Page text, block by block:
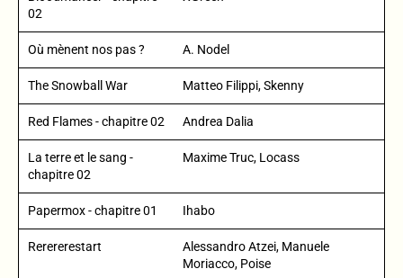
02
Où mènent nos pas ? A. Nodel
The Snowball War Matteo Filippi, Skenny
Red Flames - chapitre 02 Andrea Dalia
La terre et le sang -
chapitre 02
Maxime Truc, Locass
Papermox - chapitre 01 Ihabo
Rerererestart
Alessandro Atzei, Manuele
Moriacco, Poise